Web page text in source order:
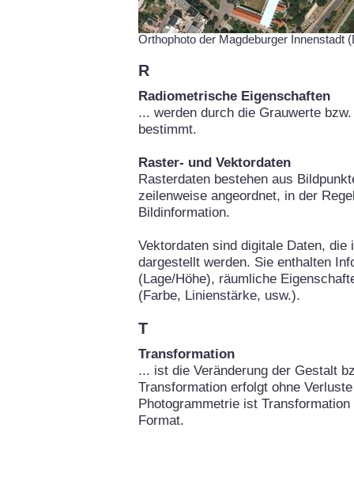
Orthophoto der Magdeburger Innenstadt
R
Radiometrische Eigenschaften
... werden durch die Grauwerte
bestimmt.
Raster- und Vektordaten
Rasterdaten bestehen aus
zeilenweise angeordnet, in der
Bildinformation.
Vektordaten sind digitale Daten,
dargestellt werden. Sie enthalten
(Lage/Höhe), räumliche
(Farbe, Linienstärke, usw.).
T
Transformation
... ist die Veränderung der Gestalt
Transformation erfolgt ohne
Photogrammetrie ist
Format.